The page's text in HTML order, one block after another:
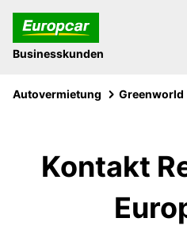
Businesskunden
Autovermietung Greenworld
Kontakt